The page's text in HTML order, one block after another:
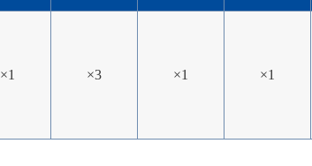
×1 ×3 ×1 ×1